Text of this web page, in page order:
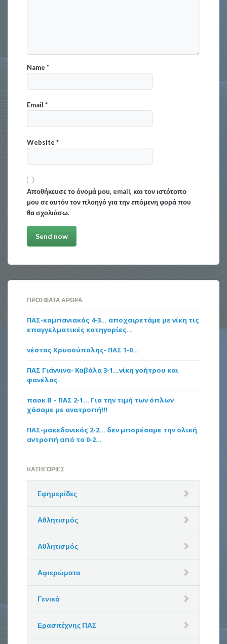
Name*
Email*
Website*
Αποθήκευσε το όνομά μου, email, και τον ιστότοπο
μου σε αυτόν τον πλοηγό για την επόμενη φορά που
θα σχολιάσω.
ΠΡΌΣΦΑΤΑ ΆΡΘΡΑ
ΠΑΣ-καμπανιακός 4-3… αποχαιρετάμε με νίκη τις
επαγγελματικές κατηγορίες…
νέστος Χρυσούπολης- ΠΑΣ 1-0…
ΠΑΣ Γιάννινα- Καβάλα 3-1…νίκη γοήτρου και
φανέλας.
παοκ Β – ΠΑΣ 2-1… Για την τιμή των όπλων
χάσαμε με ανατροπή!!!
ΠΑΣ-μακεδονικός 2-2… δεν μπορέσαμε την ολική
αντροπή από το 0-2…
KΑΤΗΓΟΡΊΕΣ
Eφημερίδες
Αθλητισμός
Αθλητισμός
Αφιερώματα
Γενικά
Ερασιτέχνης ΠΑΣ